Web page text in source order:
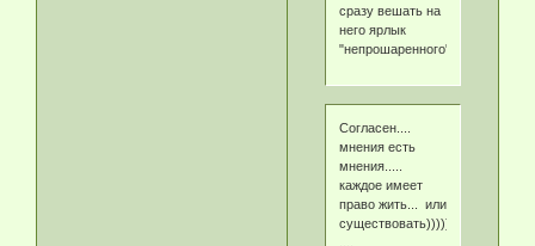
сразу вешать на
него ярлык
"непрошаренного".
Согласен....
мнения есть
мнения.....
каждое имеет
право жить... или
существовать)))))